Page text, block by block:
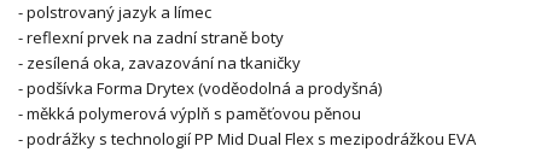
- polstrovaný jazyk a límec
- reflexní prvek na zadní straně boty
- zesílená oka, zavazování na tkaničky
- podšívka Forma Drytex (voděodolná a prodyšná)
- měkká polymerová výplň s paměťovou pěnou
- podrážky s technologií PP Mid Dual Flex s mezipodrážkou EVA